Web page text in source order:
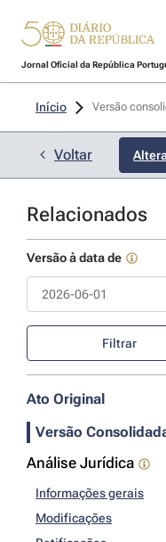
Jornal Oficial da República
Início Versão
Voltar
Relacionados
Versão à data de
Filtrar
Ato Original
Versão
Análise Jurídica
Informações gerais
Modificações